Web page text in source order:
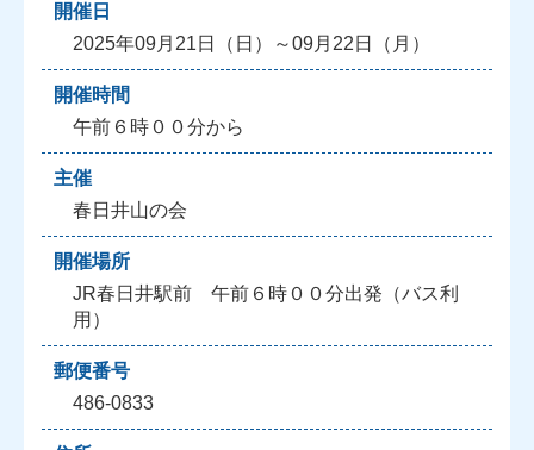
開催日
2025年09月21日（日）～09月22日（月）
開催時間
午前６時００分から
主催
春日井山の会
開催場所
JR春日井駅前 午前６時００分出発（バス利
用）
郵便番号
486-0833